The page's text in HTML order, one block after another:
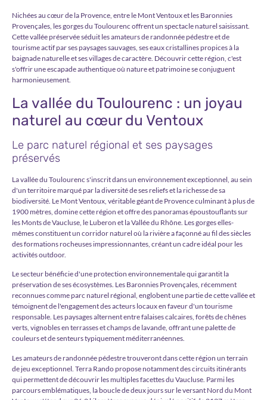
Nichées au cœur de la Provence, entre le Mont Ventoux et les Baronnies
Provençales, les gorges du Toulourenc offrent un spectacle naturel saisissant.
Cette vallée préservée séduit les amateurs de randonnée pédestre et de
tourisme actif par ses paysages sauvages, ses eaux cristallines propices à la
baignade naturelle et ses villages de caractère. Découvrir cette région, c'est
s'offrir une escapade authentique où nature et patrimoine se conjuguent
harmonieusement.
La vallée du Toulourenc : un joyau
naturel au cœur du Ventoux
Le parc naturel régional et ses paysages
préservés
La vallée du Toulourenc s'inscrit dans un environnement exceptionnel, au sein
d'un territoire marqué par la diversité de ses reliefs et la richesse de sa
biodiversité. Le Mont Ventoux, véritable géant de Provence culminant à plus de
1900 mètres, domine cette région et offre des panoramas époustouflants sur
les Monts de Vaucluse, le Luberon et la Vallée du Rhône. Les gorges elles-
mêmes constituent un corridor naturel où la rivière a façonné au fil des siècles
des formations rocheuses impressionnantes, créant un cadre idéal pour les
activités outdoor.
Le secteur bénéficie d'une protection environnementale qui garantit la
préservation de ses écosystèmes. Les Baronnies Provençales, récemment
reconnues comme parc naturel régional, englobent une partie de cette vallée et
témoignent de l'engagement des acteurs locaux en faveur d'un tourisme
responsable. Les paysages alternent entre falaises calcaires, forêts de chênes
verts, vignobles en terrasses et champs de lavande, offrant une palette de
couleurs et de senteurs typiquement méditerranéennes.
Les amateurs de randonnée pédestre trouveront dans cette région un terrain
de jeu exceptionnel. Terra Rando propose notamment des circuits itiné­rants
qui permettent de découvrir les multiples facettes du Vaucluse. Parmi les
parcours emblématiques, la boucle de deux jours sur le versant Nord du Mont